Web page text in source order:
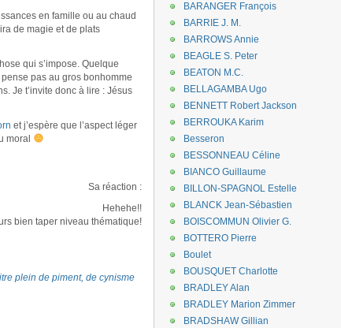
en famille ou au chaud
de magie et de plats
qui s’impose. Quelque
pas au gros bonhomme
Je t’invite donc à lire : Jésus
et j’espère que l’aspect léger
moral
Sa réaction :
Hehehe!!
bien taper niveau thématique!
plein de piment, de cynisme
BARANGER François
BARRIE J. M.
BARROWS Annie
BEAGLE S. Peter
BEATON M.C.
BELLAGAMBA Ugo
BENNETT Robert Jackson
BERROUKA Karim
Besseron
BESSONNEAU Céline
BIANCO Guillaume
BILLON-SPAGNOL Estelle
BLANCK Jean-Sébastien
BOISCOMMUN Olivier G.
BOTTERO Pierre
Boulet
BOUSQUET Charlotte
BRADLEY Alan
BRADLEY Marion Zimmer
BRADSHAW Gillian